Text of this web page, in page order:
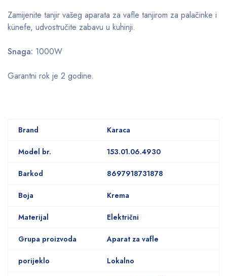
Zamijenite tanjir vašeg aparata za vafle tanjirom za palačinke i
künefe, udvostručite zabavu u kuhinji.
Snaga: 1000W
Garantni rok je 2 godine.
Brand Karaca
Model br. 153.01.06.4930
Barkod 8697918731878
Boja Krema
Materijal Električni
Grupa proizvoda Aparat za vafle
porijeklo Lokalno